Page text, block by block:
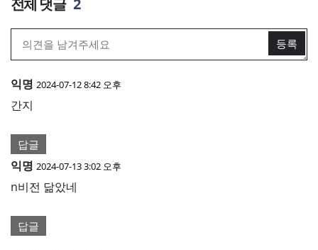
2
익명 2024-07-12 8:42 오후
간지
답글
익명 2024-07-13 3:02 오후
n비전 닮았네
답글